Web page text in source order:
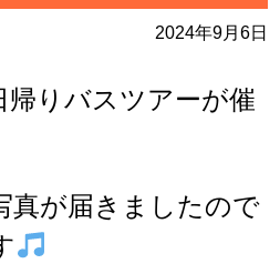
2024年9月6日
帰りバスツアーが催
真が届きましたので